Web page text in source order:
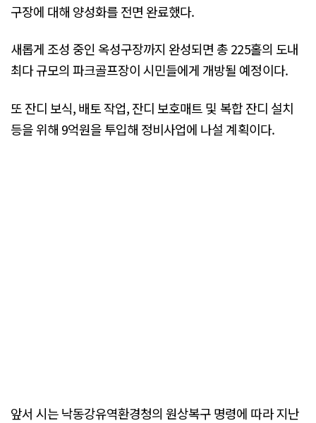
구장에 대해 양성화를 전면 완료했다.
새롭게 조성 중인 옥성구장까지 완성되면 총 225홀의 도내
최다 규모의 파크골프장이 시민들에게 개방될 예정이다.
또 잔디 보식, 배토 작업, 잔디 보호매트 및 복합 잔디 설치
등을 위해 9억원을 투입해 정비사업에 나설 계획이다.
앞서 시는 낙동강유역환경청의 원상복구 명령에 따라 지난